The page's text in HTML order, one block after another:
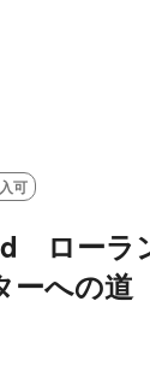
可
ローラ
ーへの道